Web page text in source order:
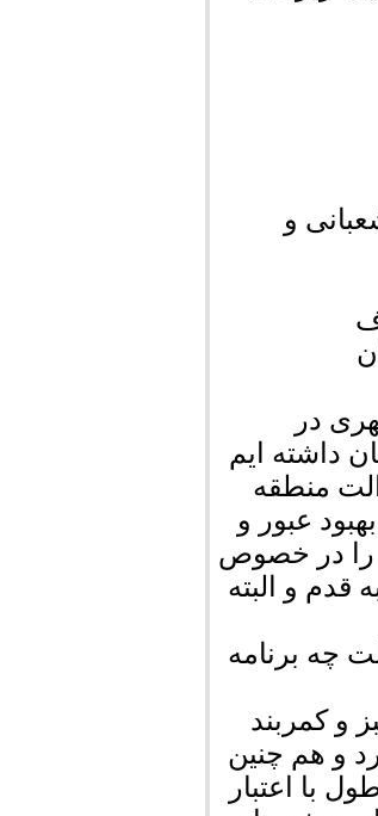
20 متری شهید شعبانی و
در
ای به مبلغ 819 میلیون تومان داشته ایم
منطقه
عبور و
را در خصوص
و البته
چه برنامه
و کمربند
در بر می گیرد و هم چنین
کانال غربی شهر به طول 1420 متر طول با اعتبار